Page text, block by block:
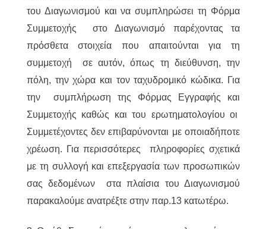
του Διαγωνισμού και να συμπληρώσει τη Φόρμα
Συμμετοχής στο Διαγωνισμό παρέχοντας τα
πρόσθετα στοιχεία που απαιτούνται για τη
συμμετοχή σε αυτόν, όπως τη διεύθυνση, την
πόλη, την χώρα και τον ταχυδρομικό κώδικα. Για
την συμπλήρωση της Φόρμας Εγγραφής και
Συμμετοχής καθώς και του ερωτηματολογίου οι
Συμμετέχοντες δεν επιβαρύνονται με οποιαδήποτε
χρέωση. Για περισσότερες πληροφορίες σχετικά
με τη συλλογή και επεξεργασία των προσωπικών
σας δεδομένων στα πλαίσια του Διαγωνισμού
παρακαλούμε ανατρέξτε στην παρ.13 κατωτέρω.